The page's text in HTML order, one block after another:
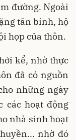
đường. Ngoài
tân binh, hộ
họp của thôn.
kể, nhờ thực
đã có nguồn
những ngày
các hoạt động
nhà sinh hoạt
nhờ đó